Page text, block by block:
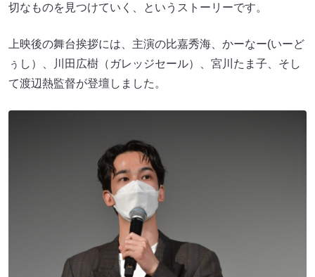
切なものを見つけていく、というストーリーです。
上映後の舞台挨拶には、主演の比嘉秀海、かーなー(いーど
ぅし）、川田広樹（ガレッジセール）、宮川たま子、そし
て渡辺熱監督が登壇しました。